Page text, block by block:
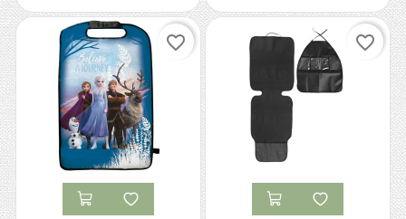
favorite_border favorite_border